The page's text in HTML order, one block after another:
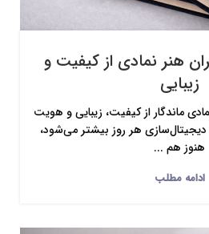
1405 ایران هنر نمادی از کیفیت و
زیبایی
هنر؛ نمادی ماندگار از کیفیت، زیبایی و هویت
هر روز بیشتر می‌شود،
هنوز هم ...
ادامه مطلب